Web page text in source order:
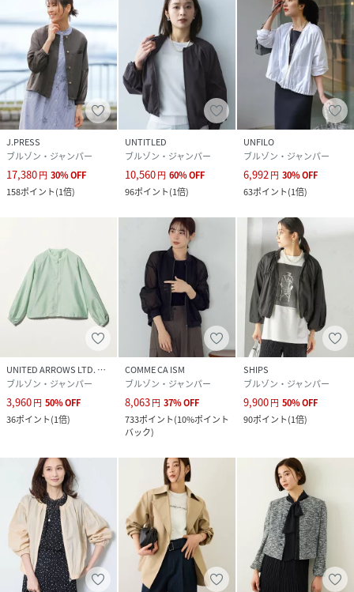
J.PRESS
ブルゾン・ジャンパー
17,380円 30%OFF
158ポイント(1倍)
UNTITLED
ブルゾン・ジャンパー
10,560円 60%OFF
96ポイント(1倍)
UNFILO
ブルゾン・ジャンパー
6,992円 30%OFF
63ポイント(1倍)
UNITED ARROWS LTD. OUTLET
ブルゾン・ジャンパー
3,960円 50%OFF
36ポイント(1倍)
COMME CA ISM
ブルゾン・ジャンパー
8,063円 37%OFF
733ポイント(10%ポイント
バック)
SHIPS
ブルゾン・ジャンパー
9,900円 50%OFF
90ポイント(1倍)